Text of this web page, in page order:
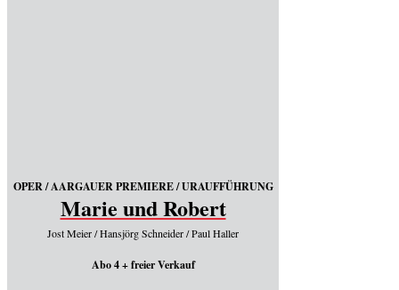
OPER / AARGAUER PREMIERE / URAUFFÜHRUNG
Marie und Robert
Jost Meier / Hansjörg Schneider / Paul Haller
Abo 4 + freier Verkauf